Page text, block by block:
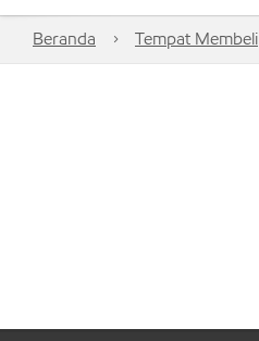
Beranda Tempat Membeli